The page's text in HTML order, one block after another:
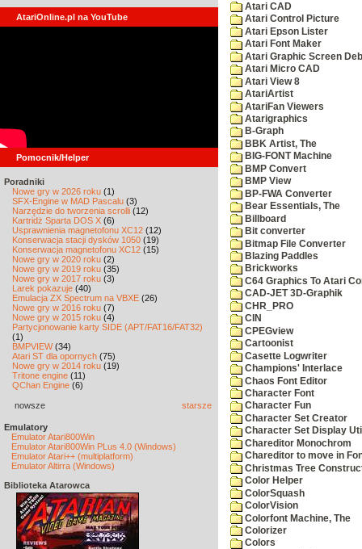
AtariOnline.pl na YouTube
Pomocnik/Helper
Poradniki
Nowe gry w 2026 roku (1)
SFX-Engine w MAD Pascalu (3)
Narzędzie do tworzenia scrolli (12)
Kartridż Sparta DOS X (6)
Usprawnienia magnetofonu XC12 (12)
Konserwacja stacji dysków 1050 (19)
Konserwacja magnetofonu XC12 (15)
Nowe gry w 2020 roku (2)
Nowe gry w 2019 roku (35)
Nowe gry w 2017 roku (3)
Larek pokazuje (40)
Emulacja ZX Spectrum na VBXE (26)
Nowe gry w 2016 roku (7)
Nowe gry w 2015 roku (4)
Partycjonowanie karty SIDE (APT/FAT16/FAT32)
(1)
BMPVIEW(34)
Atari ST dla opornych (75)
Nowe gry w 2014 roku (19)
Tritone engine (11)
QChan Engine (6)
nowsze starsze
Emulatory
Emulator Atari800Win
Emulator Atari800Win PLus 4.0 (Windows)
Emulator Atari++ (multiplatform)
Emulator Altirra (Windows)
Biblioteka Atarowca
Atari CAD
Atari Control Picture
Atari Epson Lister
Atari Font Maker
Atari Graphic Screen
Atari Micro CAD
Atari View 8
AtariArtist
AtariFan Viewers
Atarigraphics
B-Graph
BBK Artist, The
BIG-FONT Machine
BMP Convert
BMP View
BP-FWA Converter
Bear Essentials, The
Billboard
Bit converter
Bitmap File Converter
Blazing Paddles
Brickworks
C64 Graphics To Atari
CAD-JET 3D-Graphik
CHR_PRO
CIN
CPEGview
Cartoonist
Casette Logwriter
Champions' Interlace
Chaos Font Editor
Character Font
Character Fun
Character Set Creator
Character Set Display
Chareditor Monochrom
Chareditor to move in
Christmas Tree
Color Helper
ColorSquash
ColorVision
Colorfont Machine, The
Colorizer
Colors